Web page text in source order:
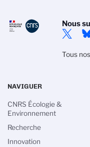
Nous
Tous
NAVIGUER
CNRS Écologie &
Environnement
Recherche
Innovation